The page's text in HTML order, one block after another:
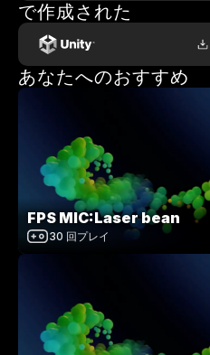
で作成された
あなたへのおすすめ
FPS MIC:Laser bean
30 回プレイ